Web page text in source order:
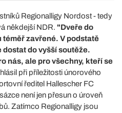
Regionalligy Nordost - tedy
někdejší NDR. "Dveře do
zavřené. V podstatě
do vyšší soutěže.
nás, ale pro všechny, kteří se
při příležitosti únorového
ředitel Hallescher FC
není jen přesun o úroveň
Zatímco Regionalligy jsou